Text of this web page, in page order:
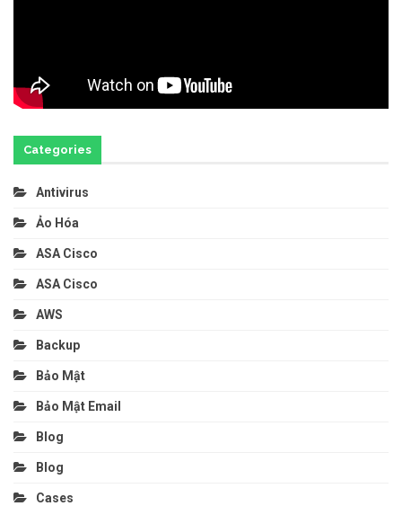
Categories
Antivirus
Ảo Hóa
ASA Cisco
ASA Cisco
AWS
Backup
Bảo Mật
Bảo Mật Email
Blog
Blog
Cases